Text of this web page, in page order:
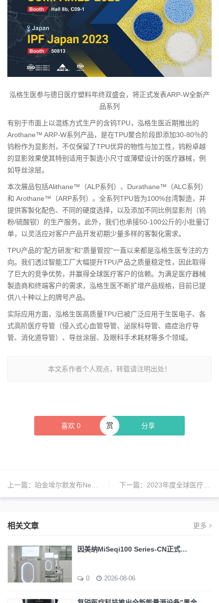
泓格生医参与德日医疗塑料年终双盛会，将正式发表ARP-W全新产
品系列
有别于市面上以混练方式生产的含钨TPU，泓格生医近期推出的
Arothane™ ARP-W系列产品，是在TPU聚合阶段即添加30-80％的
钨粉作为显影剂，不仅保留了TPU优异的物性与加工性，钨粉卓越
的显影效果使其特别适用于製造小尺寸或薄壁设计的医疗器械，例
如导丝涂层。
本次展品包括Alithane™（ALP系列）、Durathane™（ALC系列）
和 Arothane™（ARP系列）。全系列TPU皆为100%台湾製造，并
提供客製化配色、不同的硬度选择，以及添加不同比例显影剂（钨
粉/硫酸钡）的生产服务。此外，我们也承接50-100公斤的小批量订
单，以灵活应对客户产品开发初期少量多样的客製化需求。
TPU产品的"配方研发"和"质量管控"一直以来都是泓格生医专注的方
向。我们透过智能工厂大幅提升TPU产品之质量稳定性，因此取得
了巨大的竞争优势，并赢得全球医疗客户的信赖。为满足医疗器械
製造商和终端客户的需求，泓格生医不断扩增产品规格，目前已提
供八十种以上的牌号产品。
实际应用方面，泓格生医高质量TPU已被广泛应用于生医电子、各
式高阶医疗导管（侵入式心血管导管、泌尿科导管、癌症治疗导
管、消化道导管）、导丝涂层、及眼科手术耗材等多个领域。
本文系作者个人观点，转载请注明出处！
喜欢 0 分享
赏
上一篇： 珀金埃尔默发布NexION 2200 ICP-MS，为科学研究提供前所未有的准确性和可重复性 下一篇： 2023年度全球医疗器械公司100强排行榜，2家中国企业上榜
相关文章 更多
因美纳MiSeqi100 Series-CN正式…
0 2026-08-06